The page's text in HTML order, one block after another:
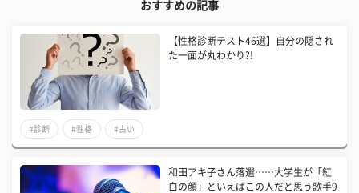
おすすめの記事
【性格診断テスト46選】自分の隠され
た一面が丸わかり?!
#診断 #性格 #占い
和田アキ子さん落選……大学生が「紅
白の顔」といえばこの人だと思う歌手9